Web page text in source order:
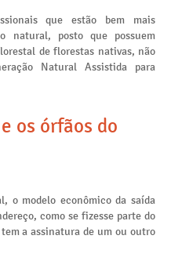
que estão bem mais
natural, posto que possuem
de florestas nativas, não
Natural Assistida para
os órfãos do
o modelo econômico da saída
como se fizesse parte do
a assinatura de um ou outro